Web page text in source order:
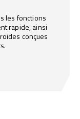
les fonctions
rapide, ainsi
conçues